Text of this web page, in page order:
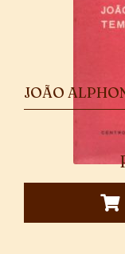
JOÃO